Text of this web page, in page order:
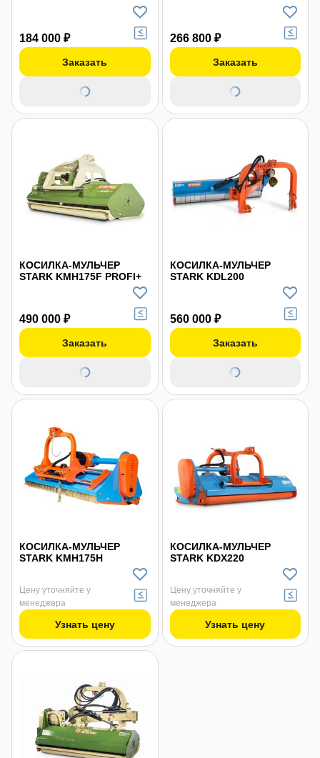
184 000 ₽
Заказать
266 800 ₽
Заказать
КОСИЛКА-МУЛЬЧЕР
STARK KMH175F PROFI+
490 000 ₽
Заказать
КОСИЛКА-МУЛЬЧЕР
STARK KDL200
560 000 ₽
Заказать
КОСИЛКА-МУЛЬЧЕР
STARK KMH175H
Цену уточняйте у
менеджера
Узнать цену
КОСИЛКА-МУЛЬЧЕР
STARK KDX220
Цену уточняйте у
менеджера
Узнать цену